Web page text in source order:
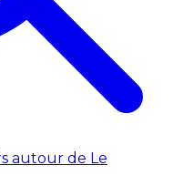
autour de Le